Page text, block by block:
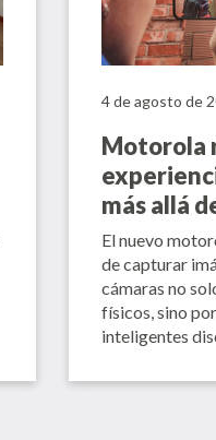
4 de agosto de
Motorola
más allá
El nuevo
de capturar
cámaras no
físicos, sino
inteligentes